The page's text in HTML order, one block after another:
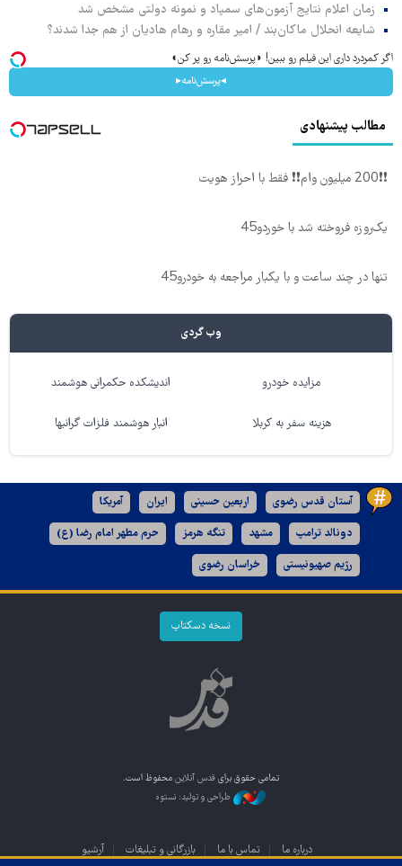
زمان اعلام نتایج آزمون‌های سمپاد و نمونه دولتی مشخص شد
شایعه انحلال ماکان‌بند / امیر مقاره و رهام هادیان از هم جدا شدند؟
اگر کمردرد داری این فیلم رو ببین! ◗پرسش‌نامه رو پر کن◖
◂پرسش‌نامه▸
مطالب پیشنهادی
❗❗200 میلیون وام❗❗ فقط با احراز هویت
یک‌روزه فروخته شد با خوردو45
تنها در چند ساعت و با یکبار مراجعه به خودرو45
وب گردی
مزایده خودرو اندیشکده حکمرانی هوشمند
هزینه سفر به کربلا انبار هوشمند فلزات گرانبها
آستان قدس رضوی اربعین حسینی ایران آمریکا
دونالد ترامپ مشهد تنگه هرمز حرم مطهر امام رضا (ع)
رژیم صهیونیستی خراسان رضوی
نسخه دسکتاپ
تمامی حقوق برای قدس آنلاین محفوظ است.
طراحی و تولید: نستوه
درباره ما تماس با ما بازرگانی و تبلیغات آرشیو